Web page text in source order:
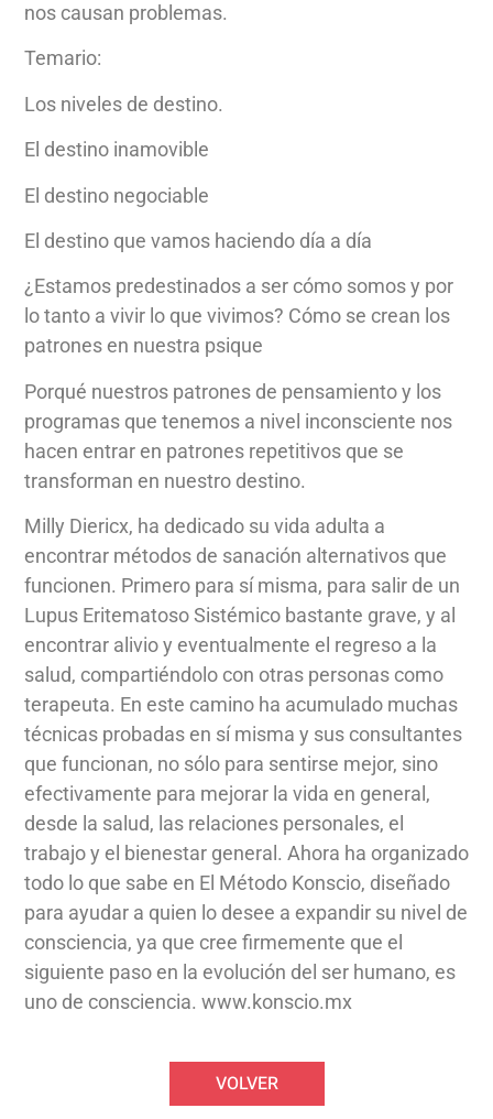
nos causan problemas.
Temario:
Los niveles de destino.
El destino inamovible
El destino negociable
El destino que vamos haciendo día a día
¿Estamos predestinados a ser cómo somos y por
lo tanto a vivir lo que vivimos? Cómo se crean los
patrones en nuestra psique
Porqué nuestros patrones de pensamiento y los
programas que tenemos a nivel inconsciente nos
hacen entrar en patrones repetitivos que se
transforman en nuestro destino.
Milly Diericx, ha dedicado su vida adulta a
encontrar métodos de sanación alternativos que
funcionen. Primero para sí misma, para salir de un
Lupus Eritematoso Sistémico bastante grave, y al
encontrar alivio y eventualmente el regreso a la
salud, compartiéndolo con otras personas como
terapeuta. En este camino ha acumulado muchas
técnicas probadas en sí misma y sus consultantes
que funcionan, no sólo para sentirse mejor, sino
efectivamente para mejorar la vida en general,
desde la salud, las relaciones personales, el
trabajo y el bienestar general. Ahora ha organizado
todo lo que sabe en El Método Konscio, diseñado
para ayudar a quien lo desee a expandir su nivel de
consciencia, ya que cree firmemente que el
siguiente paso en la evolución del ser humano, es
uno de consciencia. www.konscio.mx
VOLVER